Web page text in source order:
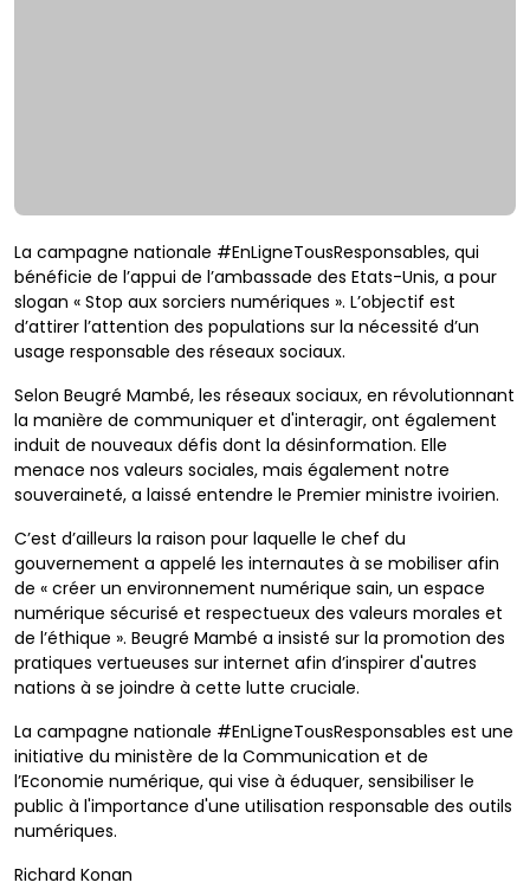
La campagne nationale #EnLigneTousResponsables, qui
bénéficie de l’appui de l’ambassade des Etats-Unis, a pour
slogan « Stop aux sorciers numériques ». L’objectif est
d’attirer l’attention des populations sur la nécessité d’un
usage responsable des réseaux sociaux.
Selon Beugré Mambé, les réseaux sociaux, en révolutionnant
la manière de communiquer et d'interagir, ont également
induit de nouveaux défis dont la désinformation. Elle
menace nos valeurs sociales, mais également notre
souveraineté, a laissé entendre le Premier ministre ivoirien.
C’est d’ailleurs la raison pour laquelle le chef du
gouvernement a appelé les internautes à se mobiliser afin
de « créer un environnement numérique sain, un espace
numérique sécurisé et respectueux des valeurs morales et
de l’éthique ». Beugré Mambé a insisté sur la promotion des
pratiques vertueuses sur internet afin d’inspirer d'autres
nations à se joindre à cette lutte cruciale.
La campagne nationale #EnLigneTousResponsables est une
initiative du ministère de la Communication et de
l’Economie numérique, qui vise à éduquer, sensibiliser le
public à l'importance d'une utilisation responsable des outils
numériques.
Richard Konan